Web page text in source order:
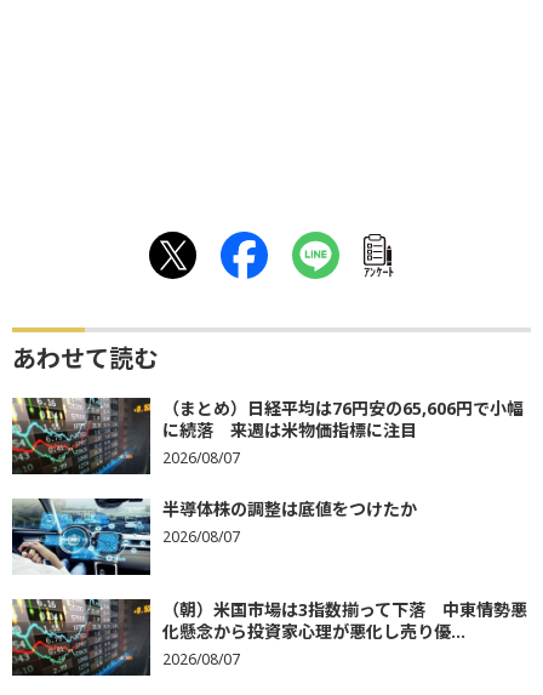
ｱﾝｹｰﾄ
あわせて読む
（まとめ）日経平均は76円安の65,606円で小幅
に続落 来週は米物価指標に注目
2026/08/07
半導体株の調整は底値をつけたか
2026/08/07
（朝）米国市場は3指数揃って下落 中東情勢悪
化懸念から投資家心理が悪化し売り優...
2026/08/07